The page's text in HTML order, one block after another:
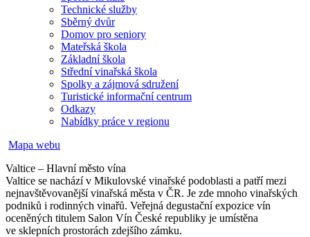
Technické služby
Sběrný dvůr
Domov pro seniory
Mateřská škola
Základní škola
Střední vinařská škola
Spolky a zájmová sdružení
Turistické informační centrum
Odkazy
Nabídky práce v regionu
Mapa webu
Valtice – Hlavní město vína
Valtice se nachází v Mikulovské vinařské podoblasti a patří mezi
nejnavštěvovanější vinařská města v ČR. Je zde mnoho vinařských
podniků i rodinných vinařů. Veřejná degustační expozice vín
oceněných titulem Salon Vín České republiky je umístěna
ve sklepních prostorách zdejšího zámku.